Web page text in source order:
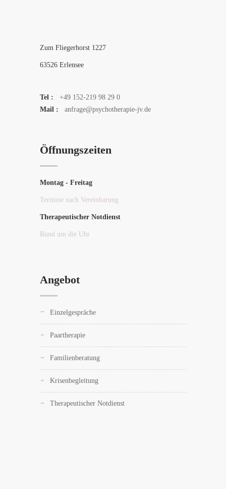
Zum Fliegerhorst 1227
63526 Erlensee
Tel :
+49 152-219 98 29 0
Mail :
anfrage@psychotherapie-jv.de
Öffnungszeiten
Montag - Freitag
Termine nach Vereinbarung
Therapeutischer Notdienst
Rund um die Uhr
Angebot
Einzelgespräche
Paartherapie
Familienberatung
Krisenbegleitung
Therapeutischer Notdienst